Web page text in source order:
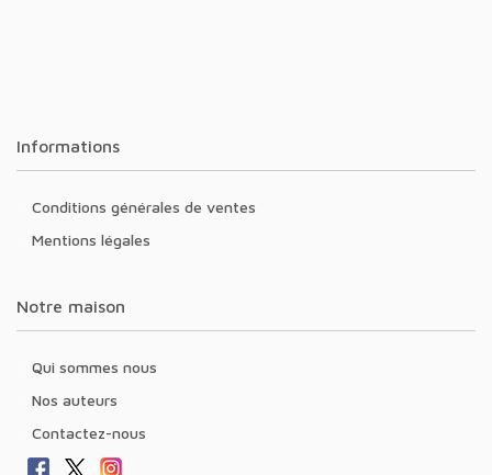
Informations
Conditions générales de ventes
Mentions légales
Notre maison
Qui sommes nous
Nos auteurs
Contactez-nous